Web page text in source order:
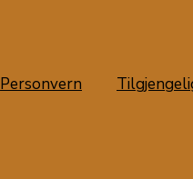
Personvern